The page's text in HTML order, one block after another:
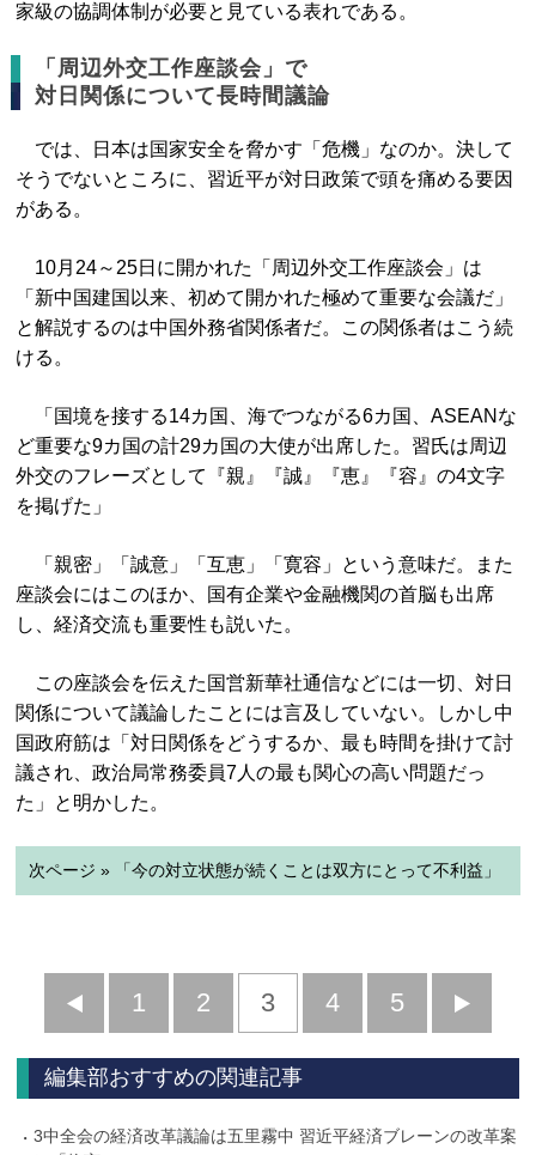
家級の協調体制が必要と見ている表れである。
「周辺外交工作座談会」で
対日関係について長時間議論
では、日本は国家安全を脅かす「危機」なのか。決して
そうでないところに、習近平が対日政策で頭を痛める要因
がある。
10月24～25日に開かれた「周辺外交工作座談会」は
「新中国建国以来、初めて開かれた極めて重要な会議だ」
と解説するのは中国外務省関係者だ。この関係者はこう続
ける。
「国境を接する14カ国、海でつながる6カ国、ASEANな
ど重要な9カ国の計29カ国の大使が出席した。習氏は周辺
外交のフレーズとして『親』『誠』『恵』『容』の4文字
を掲げた」
「親密」「誠意」「互恵」「寛容」という意味だ。また
座談会にはこのほか、国有企業や金融機関の首脳も出席
し、経済交流も重要性も説いた。
この座談会を伝えた国営新華社通信などには一切、対日
関係について議論したことには言及していない。しかし中
国政府筋は「対日関係をどうするか、最も時間を掛けて討
議され、政治局常務委員7人の最も関心の高い問題だっ
た」と明かした。
次ページ » 「今の対立状態が続くことは双方にとって不利益」
前
へ
1 2 3 4 5
へ
編集部おすすめの関連記事
3中全会の経済改革議論は五里霧中 習近平経済ブレーンの改革案